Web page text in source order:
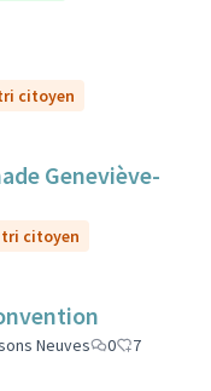
citoyen
Geneviève-
tri citoyen
Neuves 0
7